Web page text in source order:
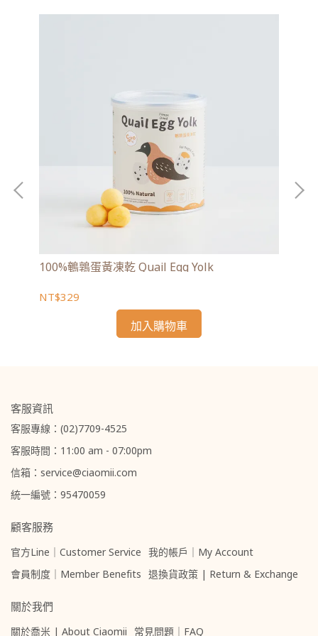
100%鵪鶉蛋黃凍乾 Quail Egg Yolk
NT$329
加入購物車
客服資訊
客服專線：(02)7709-4525
客服時間：11:00 am - 07:00pm
信箱：service@ciaomii.com
統一編號：95470059
顧客服務
官方Line｜Customer Service 我的帳戶｜My Account
會員制度｜Member Benefits 退換貨政策 | Return & Exchange
關於我們
關於喬米 | About Ciaomii 常見問題｜FAQ